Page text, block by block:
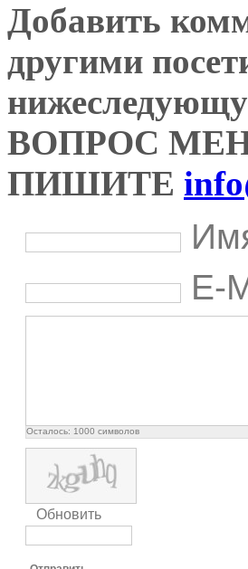
Добавить
другими
ВОПРОС
ПИШИТЕ
E-
Осталось: 1000 символов
Обновить